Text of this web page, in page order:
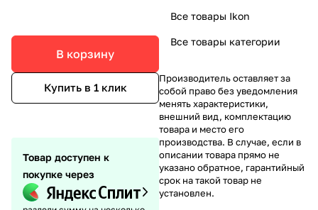
В корзину
Купить в 1 клик
Товар доступен к
покупке через
Все товары Ikon
Все товары категории
Производитель оставляет за
собой право без уведомления
менять характеристики,
внешний вид, комплектацию
товара и место его
производства. В случае, если в
описании товара прямо не
указано обратное, гарантийный
срок на такой товар не
установлен.